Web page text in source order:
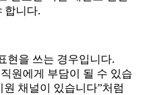
합니다.
현을 쓰는 경우입니다.
원에게 부담이 될 수 있습
채널이 있습니다”처럼